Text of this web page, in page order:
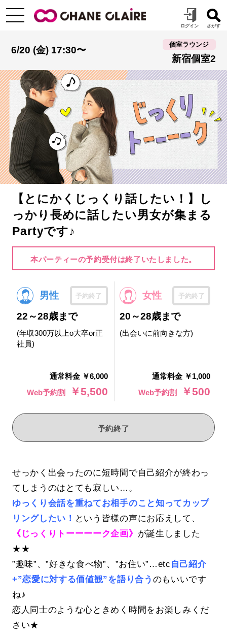
6/20 (金) 17:30〜
個室ラウンジ
新宿個室2
【とにかくじっくり話したい！】し
っかり長めに話したい男女が集まる
Partyです♪
本パーティーの予約受付は終了いたしました。
男性 予約終了
22～28歳まで
(年収300万以上o大卒or正
社員)
通常料金 ￥6,000
Web予約割
￥5,500
女性 予約終了
20～28歳まで
(出会いに前向きな方)
通常料金 ￥1,000
Web予約割
￥500
予約終了
せっかく出会ったのに短時間で自己紹介が終わっ
てしまうのはとても寂しい…。
ゆっくり会話を重ねてお相手のこと知ってカップ
リングしたい！ という皆様の声にお応えして、
《じっくりトーーーーク企画》 が誕生しました
★★
”趣味”、”好きな食べ物”、”お住い”…etc 自己紹介
+”恋愛に対する価値観”を語り合う のもいいです
ね♪
恋人同士のような心ときめく時間をお楽しみくだ
さい★